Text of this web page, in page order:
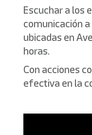
Escuchar a los
comunicación
ubicadas en
horas.
Con acciones
efectiva en la